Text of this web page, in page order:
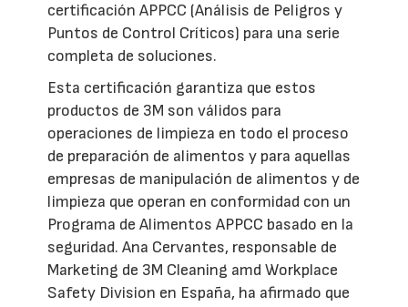
certificación APPCC (Análisis de Peligros y
Puntos de Control Críticos) para una serie
completa de soluciones.
Esta certificación garantiza que estos
productos de 3M son válidos para
operaciones de limpieza en todo el proceso
de preparación de alimentos y para aquellas
empresas de manipulación de alimentos y de
limpieza que operan en conformidad con un
Programa de Alimentos APPCC basado en la
seguridad. Ana Cervantes, responsable de
Marketing de 3M Cleaning amd Workplace
Safety Division en España, ha afirmado que